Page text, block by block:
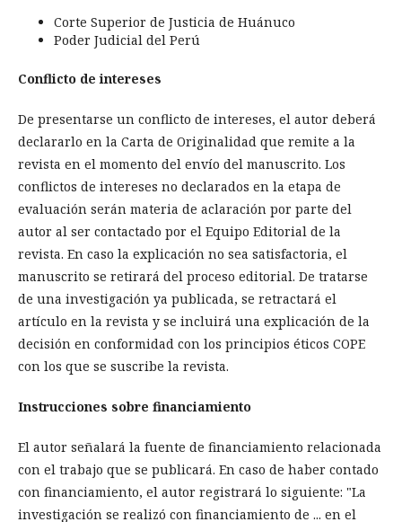
Corte Superior de Justicia de Huánuco
Poder Judicial del Perú
Conflicto de intereses
De presentarse un conflicto de intereses, el autor deberá
declararlo en la Carta de Originalidad que remite a la
revista en el momento del envío del manuscrito. Los
conflictos de intereses no declarados en la etapa de
evaluación serán materia de aclaración por parte del
autor al ser contactado por el Equipo Editorial de la
revista. En caso la explicación no sea satisfactoria, el
manuscrito se retirará del proceso editorial. De tratarse
de una investigación ya publicada, se retractará el
artículo en la revista y se incluirá una explicación de la
decisión en conformidad con los principios éticos COPE
con los que se suscribe la revista.
Instrucciones sobre financiamiento
El autor señalará la fuente de financiamiento relacionada
con el trabajo que se publicará. En caso de haber contado
con financiamiento, el autor registrará lo siguiente: "La
investigación se realizó con financiamiento de ... en el